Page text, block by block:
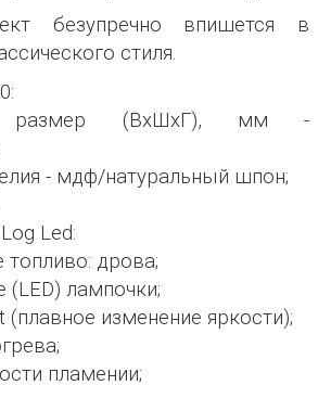
безупречно впишется в
стиля.
размер (ВхШхГ), мм -
- мдф/натуральный шпон;
Led:
дрова;
лампочки;
(плавное изменение яркости);
пламении;